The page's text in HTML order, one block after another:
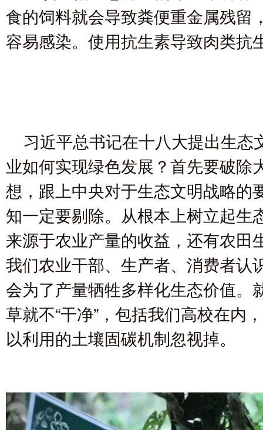
食的饲料就会导致粪便重金属残留
容易感染。使用抗生素导致肉类抗
习近平总书记在十八大提出生
业如何实现绿色发展？首先要破
想，跟上中央对于生态文明战略的
知一定要剔除。从根本上树立起
来源于农业产量的收益，还有农
我们农业干部、生产者、消费者认
会为了产量牺牲多样化生态价值。
草就不“干净”，包括我们高校在内
以利用的土壤固碳机制忽视掉。